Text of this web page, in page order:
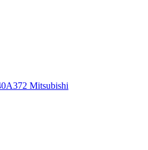
Mitsubishi